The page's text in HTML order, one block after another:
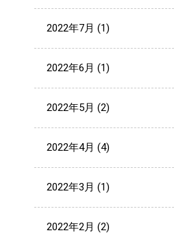
2022年7月 (1)
2022年6月 (1)
2022年5月 (2)
2022年4月 (4)
2022年3月 (1)
2022年2月 (2)